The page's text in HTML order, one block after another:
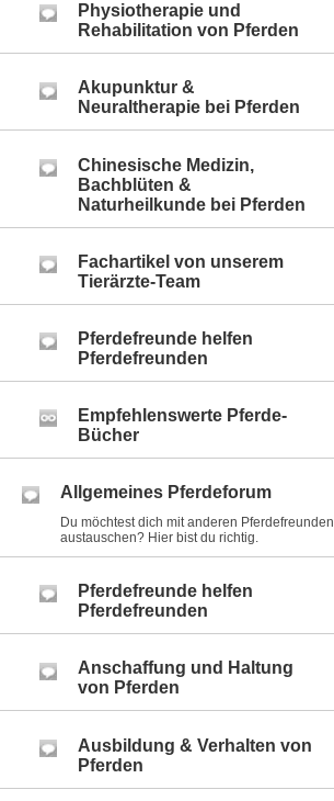
Physiotherapie und
Rehabilitation von Pferden
Akupunktur &
Neuraltherapie bei Pferden
Chinesische Medizin,
Bachblüten &
Naturheilkunde bei Pferden
Fachartikel von unserem
Tierärzte-Team
Pferdefreunde helfen
Pferdefreunden
Empfehlenswerte Pferde-
Bücher
Allgemeines Pferdeforum
Du möchtest dich mit anderen Pferdefreunden
austauschen? Hier bist du richtig.
Pferdefreunde helfen
Pferdefreunden
Anschaffung und Haltung
von Pferden
Ausbildung & Verhalten von
Pferden